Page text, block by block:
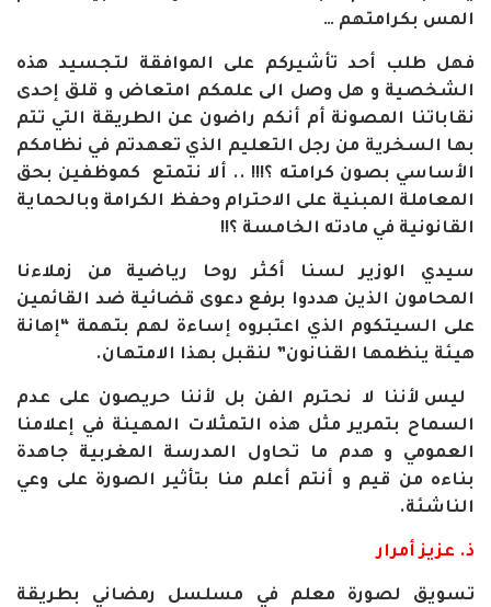
المس بكرامتهم …
فهل طلب أحد تأشيركم على الموافقة لتجسيد هذه
الشخصية و هل وصل الى علمكم امتعاض و قلق إحدى
نقاباتنا المصونة أم أنكم راضون عن الطريقة التي تتم
بها السخرية من رجل التعليم الذي تعهدتم في نظامكم
الأساسي بصون كرامته ؟!!! .. ألا نتمتع كموظفين بحق
المعاملة المبنية على الاحترام وحفظ الكرامة وبالحماية
القانونية في مادته الخامسة ؟!!
سيدي الوزير لسنا أكثر روحا رياضية من زملاءنا
المحامون الذين هددوا برفع دعوى قضائية ضد القائمين
على السيتكوم الذي اعتبروه إساءة لهم بتهمة “إهانة
هيئة ينظمها القنانون” لنقبل بهذا الامتهان.
ليس لأننا لا نحترم الفن بل لأننا حريصون على عدم
السماح بتمرير مثل هذه التمثلات المهينة في إعلامنا
العمومي و هدم ما تحاول المدرسة المغربية جاهدة
بناءه من قيم و أنتم أعلم منا بتأثير الصورة على وعي
الناشئة.
ذ. عزيز أمرار
تسويق لصورة معلم في مسلسل رمضاني بطريقة